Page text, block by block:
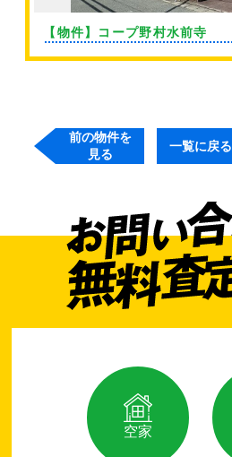
【物件】コープ野村水前寺
前の物件を
見る
一覧に戻る
空家